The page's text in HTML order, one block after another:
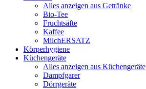
Alles anzeigen aus Getränke
Bio-Tee
Fruchtsäfte
Kaffee
MilchERSATZ
Körperhygiene
Küchengeräte
Alles anzeigen aus Küchengeräte
Dampfgarer
Dörrgeräte